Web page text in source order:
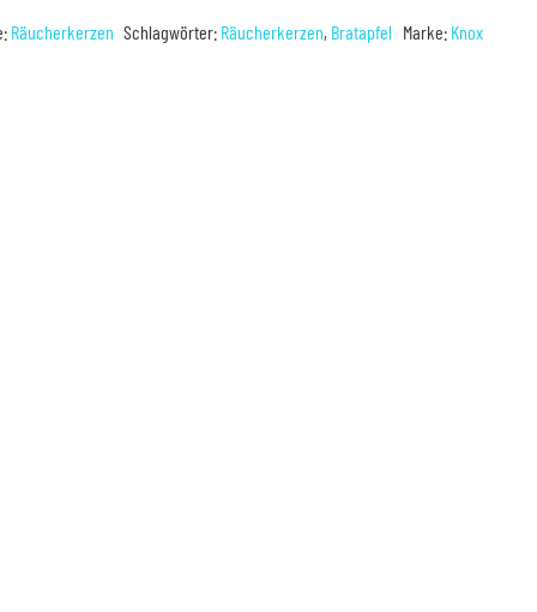
Räucherkerzen Schlagwörter: Räucherkerzen, Bratapfel Marke: Knox